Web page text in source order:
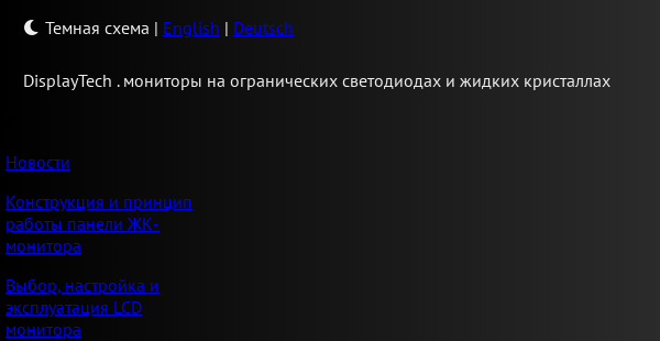
Темная схема | English | Deutsch
DisplayTech . мониторы на огранических светодиодах и жидких кристаллах
Новости
Конструкция и принцип
работы панели ЖК-
монитора
Выбор, настройка и
эксплуатация LCD
монитора